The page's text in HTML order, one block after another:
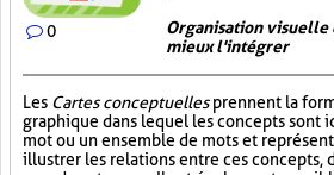
0
Organisation
mieux l'intégrer
Les Cartes conceptuellesprennent la
graphique dans lequel les concepts sont
mot ou un ensemble de mots et
illustrer les relations entre ces concepts,